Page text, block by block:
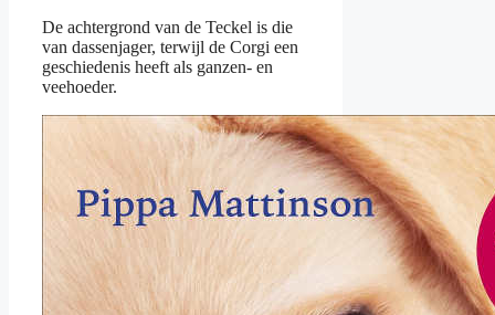
De achtergrond van de Teckel is die
van dassenjager, terwijl de Corgi een
geschiedenis heeft als ganzen- en
veehoeder.